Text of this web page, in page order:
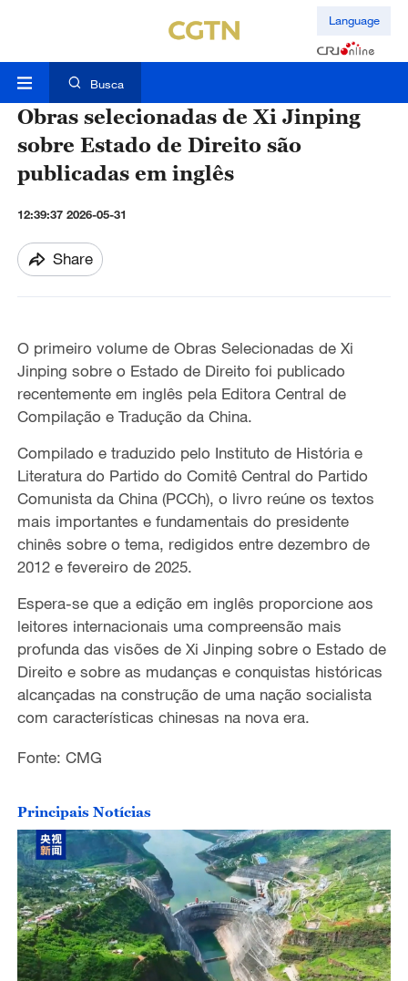
Language
Busca
Obras selecionadas de Xi Jinping
sobre Estado de Direito são
publicadas em inglês
12:39:37 2026-05-31
Share
O primeiro volume de Obras Selecionadas de Xi
Jinping sobre o Estado de Direito foi publicado
recentemente em inglês pela Editora Central de
Compilação e Tradução da China.
Compilado e traduzido pelo Instituto de História e
Literatura do Partido do Comitê Central do Partido
Comunista da China (PCCh), o livro reúne os textos
mais importantes e fundamentais do presidente
chinês sobre o tema, redigidos entre dezembro de
2012 e fevereiro de 2025.
Espera-se que a edição em inglês proporcione aos
leitores internacionais uma compreensão mais
profunda das visões de Xi Jinping sobre o Estado de
Direito e sobre as mudanças e conquistas históricas
alcançadas na construção de uma nação socialista
com características chinesas na nova era.
Fonte: CMG
Principais Notícias